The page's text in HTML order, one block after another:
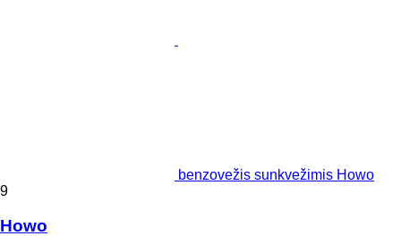
benzovežis sunkvežimis Howo
9
Howo